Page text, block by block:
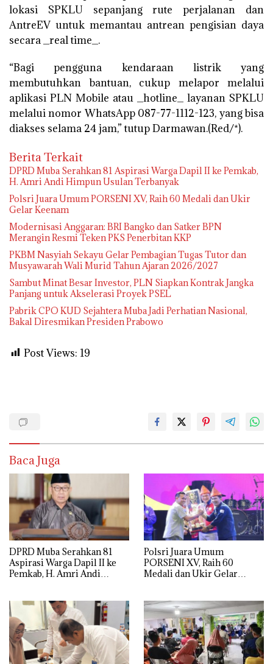
lokasi SPKLU sepanjang rute perjalanan dan
AntreEV untuk memantau antrean pengisian daya
secara _real time_.
“Bagi pengguna kendaraan listrik yang
membutuhkan bantuan, cukup melapor melalui
aplikasi PLN Mobile atau _hotline_ layanan SPKLU
melalui nomor WhatsApp 087-77-1112-123, yang bisa
diakses selama 24 jam,” tutup Darmawan.(Red/*).
Berita Terkait
DPRD Muba Serahkan 81 Aspirasi Warga Dapil II ke Pemkab,
H. Amri Andi Himpun Usulan Terbanyak
Polsri Juara Umum PORSENI XV, Raih 60 Medali dan Ukir
Gelar Keenam
Modernisasi Anggaran: BRI Bangko dan Satker BPN
Merangin Resmi Teken PKS Penerbitan KKP
PKBM Nasyiah Sekayu Gelar Pembagian Tugas Tutor dan
Musyawarah Wali Murid Tahun Ajaran 2026/2027
Sambut Minat Besar Investor, PLN Siapkan Kontrak Jangka
Panjang untuk Akselerasi Proyek PSEL
Pabrik CPO KUD Sejahtera Muba Jadi Perhatian Nasional,
Bakal Diresmikan Presiden Prabowo
Post Views: 19
Baca Juga
DPRD Muba Serahkan 81
Aspirasi Warga Dapil II ke
Pemkab, H. Amri Andi
Polsri Juara Umum
PORSENI XV, Raih 60
Medali dan Ukir Gelar